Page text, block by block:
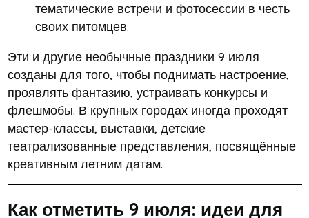
тематические встречи и фотосессии в честь
своих питомцев.
Эти и другие необычные праздники 9 июля
созданы для того, чтобы поднимать настроение,
проявлять фантазию, устраивать конкурсы и
флешмобы. В крупных городах иногда проходят
мастер-классы, выставки, детские
театрализованные представления, посвящённые
креативным летним датам.
Как отметить 9 июля: идеи для